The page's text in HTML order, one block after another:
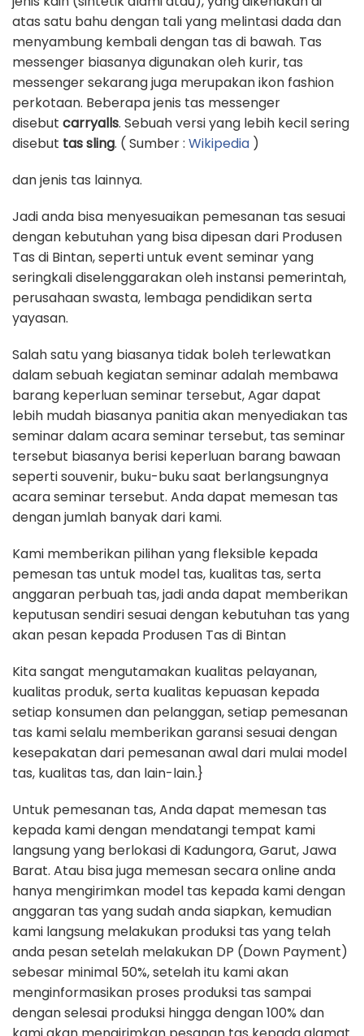
atas satu bahu dengan tali yang melintasi dada dan
menyambung kembali dengan tas di bawah. Tas
messenger biasanya digunakan oleh kurir, tas
messenger sekarang juga merupakan ikon fashion
perkotaan. Beberapa jenis tas messenger
disebut carryalls. Sebuah versi yang lebih kecil sering
disebut tas sling. ( Sumber : Wikipedia )
dan jenis tas lainnya.
Jadi anda bisa menyesuaikan pemesanan tas sesuai
dengan kebutuhan yang bisa dipesan dari Produsen
Tas di Bintan, seperti untuk event seminar yang
seringkali diselenggarakan oleh instansi pemerintah,
perusahaan swasta, lembaga pendidikan serta
yayasan.
Salah satu yang biasanya tidak boleh terlewatkan
dalam sebuah kegiatan seminar adalah membawa
barang keperluan seminar tersebut, Agar dapat
lebih mudah biasanya panitia akan menyediakan tas
seminar dalam acara seminar tersebut, tas seminar
tersebut biasanya berisi keperluan barang bawaan
seperti souvenir, buku-buku saat berlangsungnya
acara seminar tersebut. Anda dapat memesan tas
dengan jumlah banyak dari kami.
Kami memberikan pilihan yang fleksible kepada
pemesan tas untuk model tas, kualitas tas, serta
anggaran perbuah tas, jadi anda dapat memberikan
keputusan sendiri sesuai dengan kebutuhan tas yang
akan pesan kepada Produsen Tas di Bintan
Kita sangat mengutamakan kualitas pelayanan,
kualitas produk, serta kualitas kepuasan kepada
setiap konsumen dan pelanggan, setiap pemesanan
tas kami selalu memberikan garansi sesuai dengan
kesepakatan dari pemesanan awal dari mulai model
tas, kualitas tas, dan lain-lain.}
Untuk pemesanan tas, Anda dapat memesan tas
kepada kami dengan mendatangi tempat kami
langsung yang berlokasi di Kadungora, Garut, Jawa
Barat. Atau bisa juga memesan secara online anda
hanya mengirimkan model tas kepada kami dengan
anggaran tas yang sudah anda siapkan, kemudian
kami langsung melakukan produksi tas yang telah
anda pesan setelah melakukan DP (Down Payment)
sebesar minimal 50%, setelah itu kami akan
menginformasikan proses produksi tas sampai
dengan selesai produksi hingga dengan 100% dan